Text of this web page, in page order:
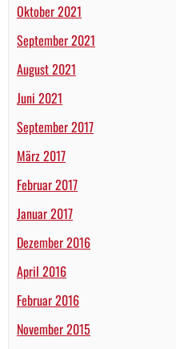
Oktober 2021
September 2021
August 2021
Juni 2021
September 2017
März 2017
Februar 2017
Januar 2017
Dezember 2016
April 2016
Februar 2016
November 2015